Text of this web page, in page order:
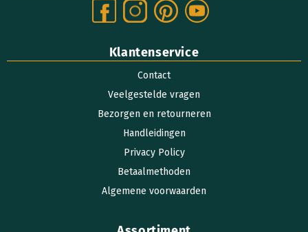
Klantenservice
Contact
Veelgestelde vragen
Bezorgen en retourneren
Handleidingen
Privacy Policy
Betaalmethoden
Algemene voorwaarden